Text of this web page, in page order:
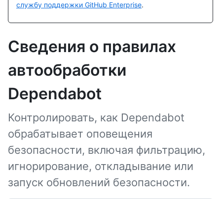
службу поддержки GitHub Enterprise.
Сведения о правилах
автообработки
Dependabot
Контролировать, как Dependabot
обрабатывает оповещения
безопасности, включая фильтрацию,
игнорирование, откладывание или
запуск обновлений безопасности.